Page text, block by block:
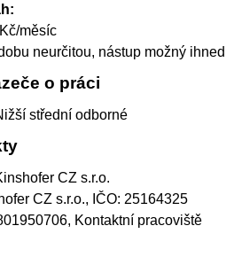
měsíc
neurčitou, nástup možný ihned
o práci
střední odborné
CZ s.r.o.
CZ s.r.o., IČO: 25164325
Kontaktní pracoviště